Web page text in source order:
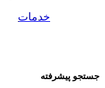
خدمات
جستجو پیشرفته